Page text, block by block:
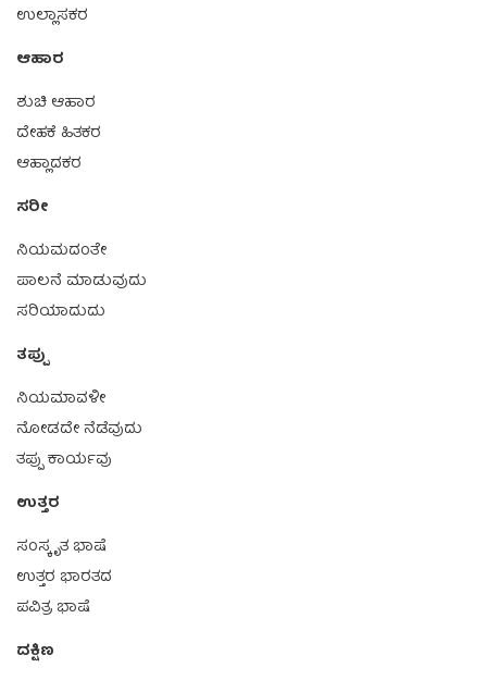
ಉಲ್ಲಾಸಕರ
ಆಹಾರ
ಶುಚಿ ಆಹಾರ
ದೇಹಕೆ ಹಿತಕರ
ಆಹ್ಲಾದಕರ
ಸರೀ
ನಿಯಮದಂತೇ
ಪಾಲನೆ ಮಾಡುವುದು
ಸರಿಯಾದುದು
ತಪ್ಪು
ನಿಯಮಾವಳೀ
ನೋಡದೇ ನೆಡೆವುದು
ತಪ್ಪು ಕಾರ್ಯವು
ಉತ್ತರ
ಸಂಸ್ಕೃತ ಭಾಷೆ
ಉತ್ತರ ಭಾರತದ
ಪವಿತ್ರ ಭಾಷೆ
ದಕ್ಷಿಣ